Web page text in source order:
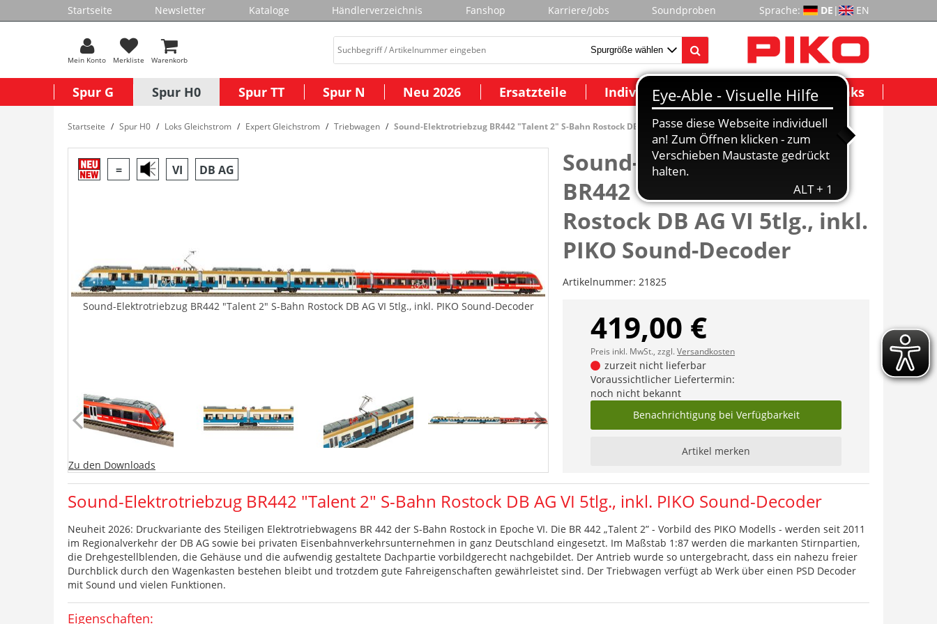
Startseite Newsletter Kataloge Händlerverzeichnis Fanshop Karriere/Jobs Soundproben Sprache: DE | EN
Mein Konto Merkliste Warenkorb
Spur G Spur H0 Spur TT Spur N Neu 2026 Ersatzteile Individuelle Modelle Wichtige Links
Startseite Spur H0 Loks Gleichstrom Expert Gleichstrom Triebwagen Sound-Elektrotriebzug BR442 "Talent 2" S-Bahn Rostock DB AG VI 5tlg., inkl. PIKO Sound-Decoder
= VI DB AG
Sound-Elektrotriebzug BR442 "Talent 2" S-Bahn Rostock DB AG VI 5tlg., inkl. PIKO Sound-Decoder
Zu den Downloads
Sound-Elektrotriebzug
BR442 "Talent 2" S-Bahn
Rostock DB AG VI 5tlg., inkl.
PIKO Sound-Decoder
Artikelnummer: 21825
419,00 €
Preis inkl. MwSt., zzgl.Versandkosten
zurzeit nicht lieferbar
Voraussichtlicher Liefertermin:
noch nicht bekannt
Benachrichtigung bei Verfügbarkeit
Artikel merken
Sound-Elektrotriebzug BR442 "Talent 2" S-Bahn Rostock DB AG VI 5tlg., inkl. PIKO Sound-Decoder
Neuheit 2026: Druckvariante des 5teiligen Elektrotriebwagens BR 442 der S-Bahn Rostock in Epoche VI. Die BR 442 „Talent 2” - Vorbild des PIKO Modells - werden seit 2011
im Regionalverkehr der DB AG sowie bei privaten Eisenbahnverkehrsunternehmen in ganz Deutschland eingesetzt. Im Maßstab 1:87 werden die markanten Stirnpartien,
die Drehgestellblenden, die Gehäuse und die aufwendig gestaltete Dachpartie vorbildgerecht nachgebildet. Der Antrieb wurde so untergebracht, dass ein nahezu freier
Durchblick durch den Wagenkasten bestehen bleibt und trotzdem gute Fahreigenschaften gewährleistet sind. Der Triebwagen verfügt ab Werk über einen PSD Decoder
mit Sound und vielen Funktionen.
Eigenschaften: